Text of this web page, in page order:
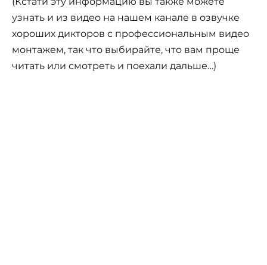
узнать и из видео на нашем канале в озвучке
хороших дикторов с профессиональным видео
монтажем, так что выбирайте, что вам проще
читать или смотреть и поехали дальше…)